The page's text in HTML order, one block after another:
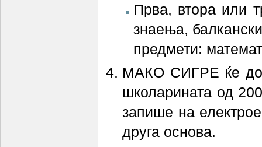
Прва, втора или
знаења,
предмети:
МАКО СИГРЕ ќе
школарината од
запише на
друга основа.